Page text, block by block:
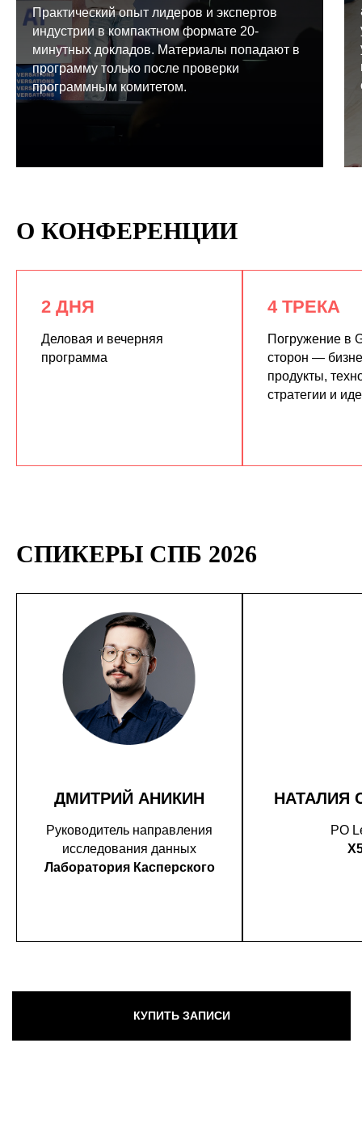
Практический опыт лидеров и экспертов
индустрии в компактном формате 20-
минутных докладов. Материалы попадают в
программу только после проверки
программным комитетом.
О КОНФЕРЕНЦИИ
2 ДНЯ
Деловая и вечерняя
программа
4 ТРЕКА
Погружение в
сторон —
продукты,
стратегии и
СПИКЕРЫ СПБ 2026
ДМИТРИЙ АНИКИН
Руководитель направления
исследования данных
Лаборатория Касперского
НАТАЛИЯ
PO